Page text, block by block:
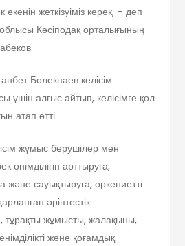
екенін жеткізуіміз керек, – деп
Кәсіподақ орталығының
Бөлекпаев келісім
үшін алғыс айтып, келісімге қол
атап өтті.
жұмыс берушілер мен
өнімділігін арттыруға,
және сауықтыруға, өркениетті
әріптестік
тұрақты жұмысты, жалақыны,
және қоғамдық